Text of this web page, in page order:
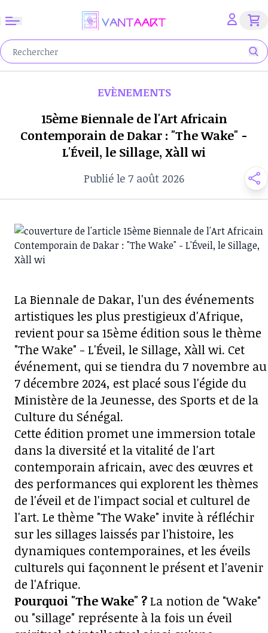
EVÈNEMENTS
15ème Biennale de l'Art Africain
Contemporain de Dakar : "The Wake" -
L'Éveil, le Sillage, Xàll wi
Publié le 7 août 2026
La Biennale de Dakar, l'un des événements
artistiques les plus prestigieux d'Afrique,
revient pour sa 15ème édition sous le thème
"The Wake" - L'Éveil, le Sillage, Xàll wi. Cet
événement, qui se tiendra du 7 novembre au
7 décembre 2024, est placé sous l'égide du
Ministère de la Jeunesse, des Sports et de la
Culture du Sénégal.
Cette édition promet une immersion totale
dans la diversité et la vitalité de l'art
contemporain africain, avec des œuvres et
des performances qui explorent les thèmes
de l'éveil et de l'impact social et culturel de
l'art. Le thème "The Wake" invite à réfléchir
sur les sillages laissés par l'histoire, les
dynamiques contemporaines, et les éveils
culturels qui façonnent le présent et l'avenir
de l'Afrique.
Pourquoi "The Wake" ?La notion de "Wake"
ou "sillage" représente à la fois un éveil